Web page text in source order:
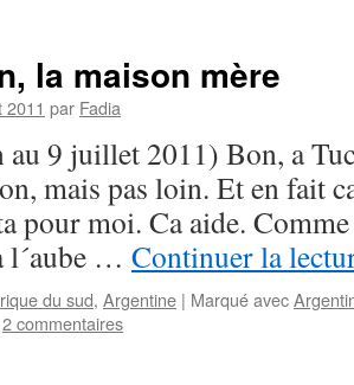
la maison mère
2011 par Fadia
9 juillet 2011) Bon, a
mais pas loin. Et en fait
pour moi. Ca aide. Comme
l´aube … Continuer la
du sud, Argentine | Marqué avec
2 commentaires